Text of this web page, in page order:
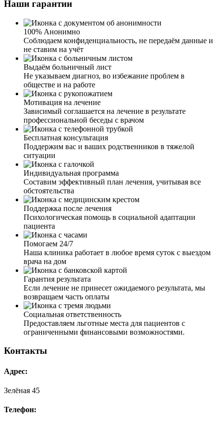
Наши гарантии
100% Анонимно
Соблюдаем конфиденциальность, не передаём данные и
не ставим на учёт
Выдаём больничный лист
Не указываем диагноз, во избежание проблем в
обществе и на работе
Мотивация на лечение
Зависимый соглашается на лечение в результате
профессиональной беседы с врачом
Бесплатная консультация
Поддержим вас и ваших родственников в тяжелой
ситуации
Индивидуальная программа
Составим эффективный план лечения, учитывая все
обстоятельства
Поддержка после лечения
Психологическая помощь в социальной адаптации
пациента
Помогаем 24/7
Наша клиника работает в любое время суток с выездом
врача на дом
Гарантия результата
Если лечение не принесет ожидаемого результата, мы
возвращаем часть оплаты
Социальная ответственность
Предоставляем льготные места для пациентов с
ограниченными финансовыми возможностями.
Контакты
Адрес:
Зелёная 45
Телефон: